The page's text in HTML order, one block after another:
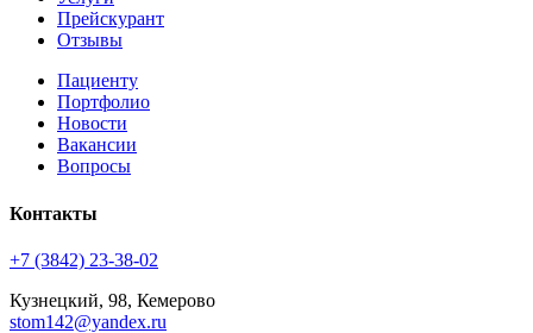
Прейскурант
Отзывы
Пациенту
Портфолио
Новости
Вакансии
Вопросы
Контакты
+7 (3842) 23-38-02
Кузнецкий, 98, Кемерово
stom142@yandex.ru